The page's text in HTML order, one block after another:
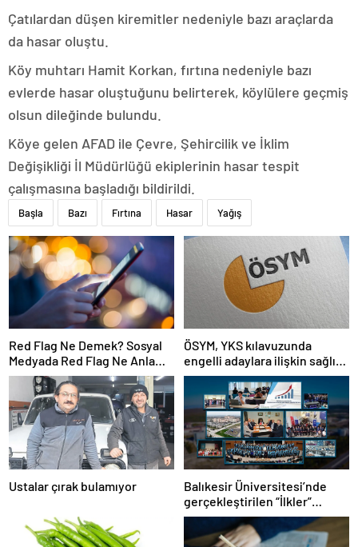
Çatılardan düşen kiremitler nedeniyle bazı araçlarda
da hasar oluştu.
Köy muhtarı Hamit Korkan, fırtına nedeniyle bazı
evlerde hasar oluştuğunu belirterek, köylülere geçmiş
olsun dileğinde bulundu.
Köye gelen AFAD ile Çevre, Şehircilik ve İklim
Değişikliği İl Müdürlüğü ekiplerinin hasar tespit
çalışmasına başladığı bildirildi.
Başla Bazı Fırtına Hasar Yağış
Red Flag Ne Demek? Sosyal
Medyada Red Flag Ne Anlama
Gelir?
ÖSYM, YKS kılavuzunda
engelli adaylara ilişkin sağlık
şartlarını güncelledi
Ustalar çırak bulamıyor
Balıkesir Üniversitesi’nde
gerçekleştirilen “İlkler”
üniversitenin geleceğini
şekillendiriyor